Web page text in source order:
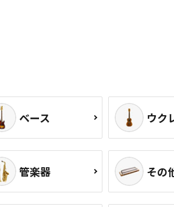
ベース ウク
管楽器 その